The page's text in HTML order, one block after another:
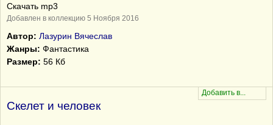
Скачать mp3
Добавлен в коллекцию 5 Ноября 2016
Автор: Лазурин Вячеслав
Жанры: Фантастика
Размер: 56 Кб
Скелет и человек